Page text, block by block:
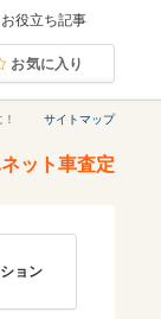
お役立ち記事
お気に入り
サイトマップ
ット車査定
ョン